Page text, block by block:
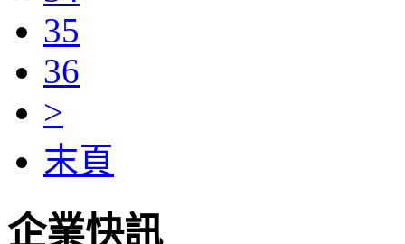
35
36
>
末頁
企業快訊